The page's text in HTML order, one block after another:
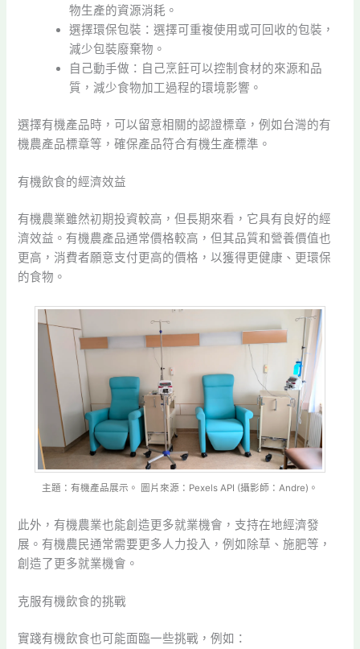
物生產的資源消耗。
選擇環保包裝：選擇可重複使用或可回收的包裝，
減少包裝廢棄物。
自己動手做：自己烹飪可以控制食材的來源和品
質，減少食物加工過程的環境影響。
選擇有機產品時，可以留意相關的認證標章，例如台灣的有
機農產品標章等，確保產品符合有機生產標準。
有機飲食的經濟效益
有機農業雖然初期投資較高，但長期來看，它具有良好的經
濟效益。有機農產品通常價格較高，但其品質和營養價值也
更高，消費者願意支付更高的價格，以獲得更健康、更環保
的食物。
主題：有機產品展示。 圖片來源：Pexels API (攝影師：Andre)。
此外，有機農業也能創造更多就業機會，支持在地經濟發
展。有機農民通常需要更多人力投入，例如除草、施肥等，
創造了更多就業機會。
克服有機飲食的挑戰
實踐有機飲食也可能面臨一些挑戰，例如：